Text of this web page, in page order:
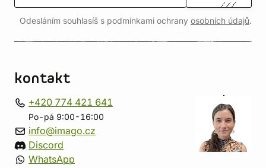
Odesláním souhlasíš s podmínkami ochrany osobních údajů.
kontakt
+420 774 421 641
Po-pá 9:00-16:00
info@imago.cz
Discord
WhatsApp